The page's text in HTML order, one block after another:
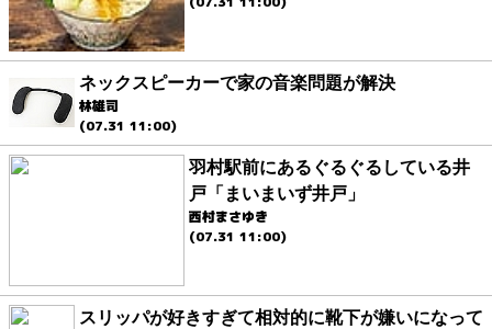
ネックスピーカーで家の音楽問題が解決
林雄司
(07.31 11:00)
羽村駅前にあるぐるぐるしている井
戸「まいまいず井戸」
西村まさゆき
(07.31 11:00)
スリッパが好きすぎて相対的に靴下が嫌いになって